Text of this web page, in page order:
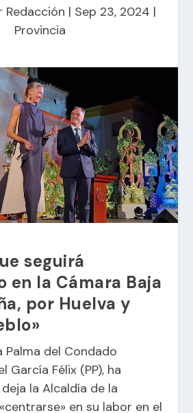
Redacción | Sep 23, 2024 |
Provincia
seguirá
en la Cámara Baja
por Huelva y
Palma del Condado
García Félix (PP), ha
la Alcaldía de la
en su labor en el